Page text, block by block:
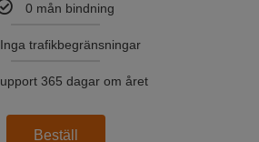
0 mån bindning
Inga trafikbegränsningar
365 dagar om året
Beställ